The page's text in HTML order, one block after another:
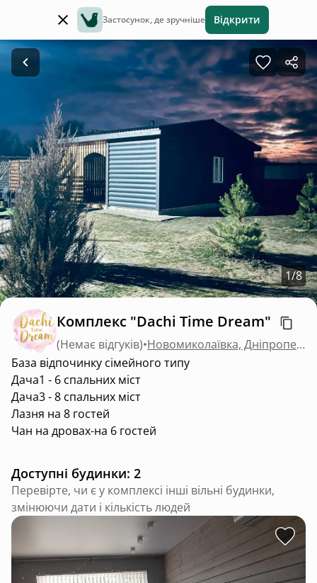
Застосунок, де зручніше Відкрити
1/8
Комплекс "Dachi Time Dream"
(Немає відгуків)•
Новомиколаївка, Дніпропетровська область
База відпочинку сімейного типу
Дача1 - 6 спальних міст
Дача3 - 8 спальних міст
Лазня на 8 гостей
Чан на дровах-на 6 гостей
Доступні будинки: 2
Перевірте, чи є у комплексі інші вільні будинки,
змінюючи дати і кількість людей